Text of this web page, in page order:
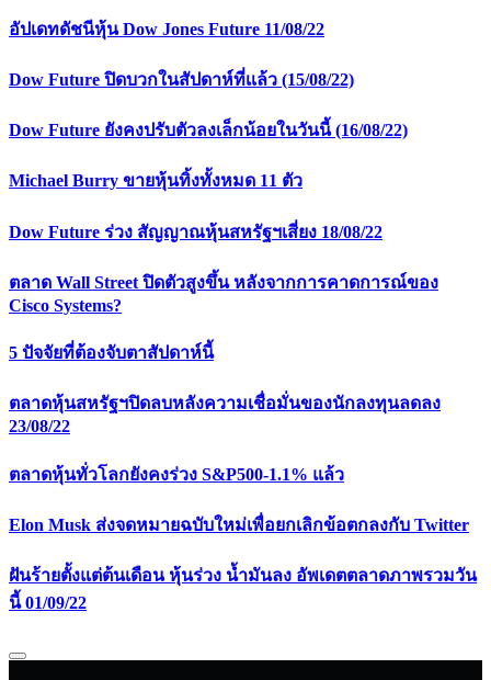
อัปเดทดัชนีหุ้น Dow Jones Future 11/08/22
Dow Future ปิดบวกในสัปดาห์ที่เเล้ว (15/08/22)
Dow Future ยังคงปรับตัวลงเล็กน้อยในวันนี้ (16/08/22)
Michael Burry ขายหุ้นทิ้งทั้งหมด 11 ตัว
Dow Future ร่วง สัญญาณหุ้นสหรัฐฯเสี่ยง 18/08/22
ตลาด Wall Street ปิดตัวสูงขึ้น หลังจากการคาดการณ์ของ
Cisco Systems?
5 ปัจจัยที่ต้องจับตาสัปดาห์นี้
ตลาดหุ้นสหรัฐฯปิดลบหลังความเชื่อมั่นของนักลงทุนลดลง
23/08/22
ตลาดหุ้นทั่วโลกยังคงร่วง S&P500-1.1% แล้ว
Elon Musk ส่งจดหมายฉบับใหม่เพื่อยกเลิกข้อตกลงกับ Twitter
ฝันร้ายตั้งแต่ต้นเดือน หุ้นร่วง น้ำมันลง อัพเดตตลาดภาพรวมวัน
นี้ 01/09/22